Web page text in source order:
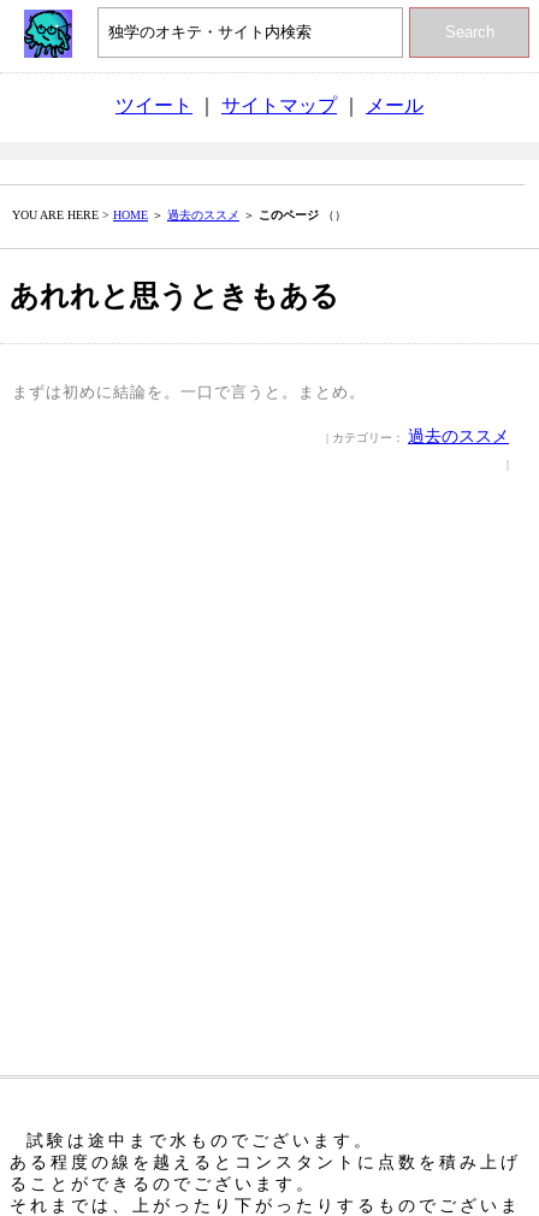
Search
ツイート サイトマップ｜ メール
YOU ARE HERE > HOME ＞ 過去のススメ ＞ このページ （）
あれれと思うときもある
まずは初めに結論を。一口で言うと。まとめ。
| カテゴリー： 過去のススメ
|
試験は途中まで水ものでございます。
ある程度の線を越えるとコンスタントに点数を積み上げ
ることができるのでございます。
それまでは、上がったり下がったりするものでございま